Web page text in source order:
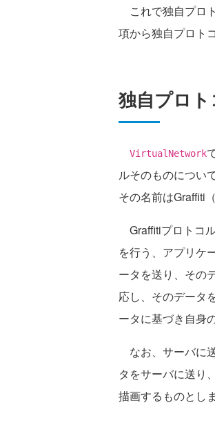
これで独自プロ
項から独自プロト
独自プロ
VirtualNetwork
ルそのものについ
その名前はGraffiti
Graffitiプロトコ
を行う、アプリケ
ータを送り、その
応し、そのデータ
ータに基づき自身
なお、サーバに
タをサーバに送り
描画するものとし